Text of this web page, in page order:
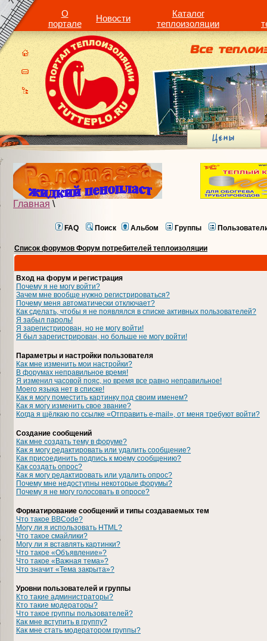
О
портале
Новости
Каталог
теплоизоляции
Главная \
FAQ Поиск Альбом Группы
Список форумов Форум потребителей теплоизоляции
Вход на форум и регистрация
Почему я не могу войти?
Зачем мне вообще нужно регистрироваться?
Почему меня автоматически отключает?
Как сделать, чтобы я не появлялся в списке активных пользователей?
Я забыл пароль!
Я зарегистрирован, но не могу войти!
Я был зарегистрирован, но больше не могу войти!
Параметры и настройки пользователя
Как мне изменить мои настройки?
В форумах неправильное время!
Я изменил часовой пояс, но время все равно неправильное!
Моего языка нет в списке!
Как я могу поместить картинку под своим именем?
Как я могу изменить свое звание?
Когда я щёлкаю по ссылке «Отправить e-mail», от меня требуют войти?
Создание сообщений
Как мне создать тему в форуме?
Как я могу редактировать или удалить сообщение?
Как присоединить подпись к моему сообщению?
Как создать опрос?
Как я могу редактировать или удалить опрос?
Почему мне недоступны некоторые форумы?
Почему я не могу голосовать в опросе?
Форматирование сообщений и типы создаваемых тем
Что такое BBCode?
Могу ли я использовать HTML?
Что такое смайлики?
Могу ли я вставлять картинки?
Что такое «Объявление»?
Что такое «Важная тема»?
Что значит «Тема закрыта»?
Уровни пользователей и группы
Кто такие администраторы?
Кто такие модераторы?
Что такое группы пользователей?
Как мне вступить в группу?
Как мне стать модератором группы?